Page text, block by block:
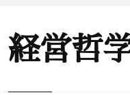
経営哲